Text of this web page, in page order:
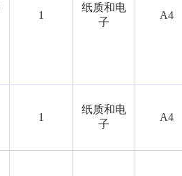
1
纸质和电
子
A4
1
纸质和电
子
A4